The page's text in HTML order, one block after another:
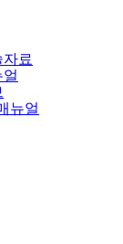
료
뉴얼